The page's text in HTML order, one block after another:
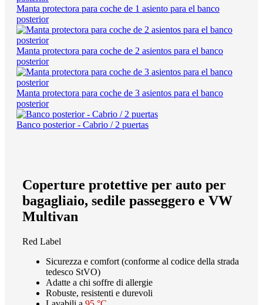
Manta protectora para coche de 1 asiento para el banco
posterior
Manta protectora para coche de 2 asientos para el banco
posterior
Manta protectora para coche de 3 asientos para el banco
posterior
Banco posterior - Cabrio / 2 puertas
Coperture protettive per auto per
bagagliaio, sedile passeggero e VW
Multivan
Red Label
Sicurezza e comfort (conforme al codice della strada
tedesco StVO)
Adatte a chi soffre di allergie
Robuste, resistenti e durevoli